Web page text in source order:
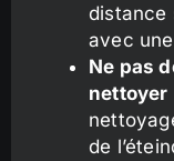
distance
avec
Ne pas
nettoyer
de